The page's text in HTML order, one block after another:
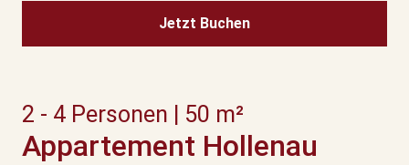
Jetzt Buchen
Appartement Hollenau
2 - 4 Personen | 50 m²